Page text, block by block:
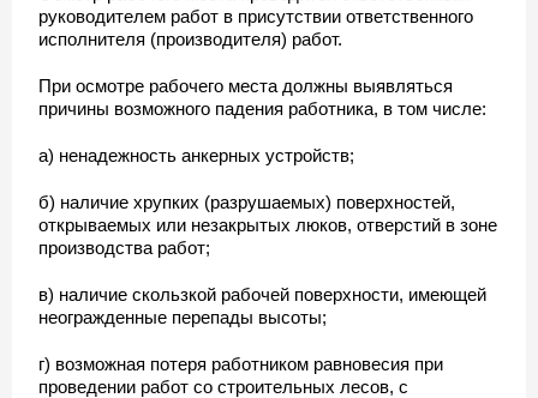
руководителем работ в присутствии ответственного
исполнителя (производителя) работ.
При осмотре рабочего места должны выявляться
причины возможного падения работника, в том числе:
а) ненадежность анкерных устройств;
б) наличие хрупких (разрушаемых) поверхностей,
открываемых или незакрытых люков, отверстий в зоне
производства работ;
в) наличие скользкой рабочей поверхности, имеющей
неогражденные перепады высоты;
г) возможная потеря работником равновесия при
проведении работ со строительных лесов, с